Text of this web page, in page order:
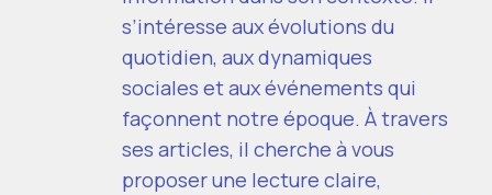
s’intéresse aux évolutions du
quotidien, aux dynamiques
sociales et aux événements qui
façonnent notre époque. À travers
ses articles, il cherche à vous
proposer une lecture claire,